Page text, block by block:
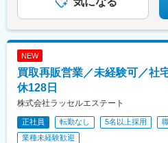
NEW
買取再販営業／未経験可／社
休128日
株式会社ラッセルエステート
正社員 転勤なし 5名以上採用
業種未経験歓迎